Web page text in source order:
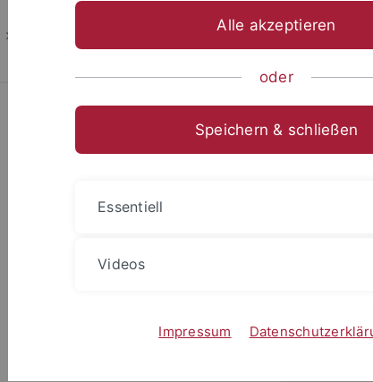
Wirtschafts- und Sozialwissenschaftliche Fakultät
72076
Alle akzeptieren
oder
Speichern & schließen
Essentiell
Videos
Impressum